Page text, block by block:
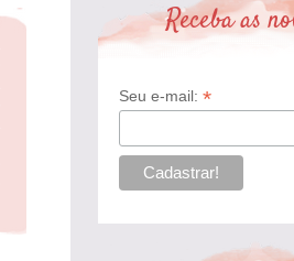
Receba as
Seu e-mail: *